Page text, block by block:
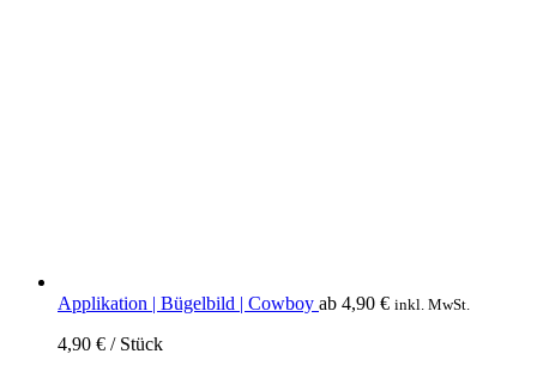
Applikation | Bügelbild | Cowboy ab 4,90 € inkl. MwSt.
4,90 € / Stück